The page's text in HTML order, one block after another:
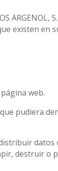
ARGENOL,
existen
web.
pudiera
destruir o